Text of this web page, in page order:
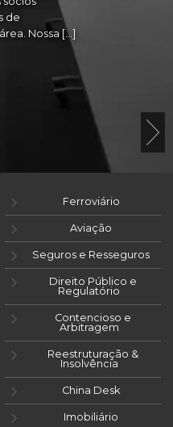
de
Nossa […]
Ferroviário
Aviação
Seguros e Resseguros
Direito Público e
Regulatório
Contencioso e
Arbitragem
Reestruturação &
Insolvência
China Desk
Imobiliário